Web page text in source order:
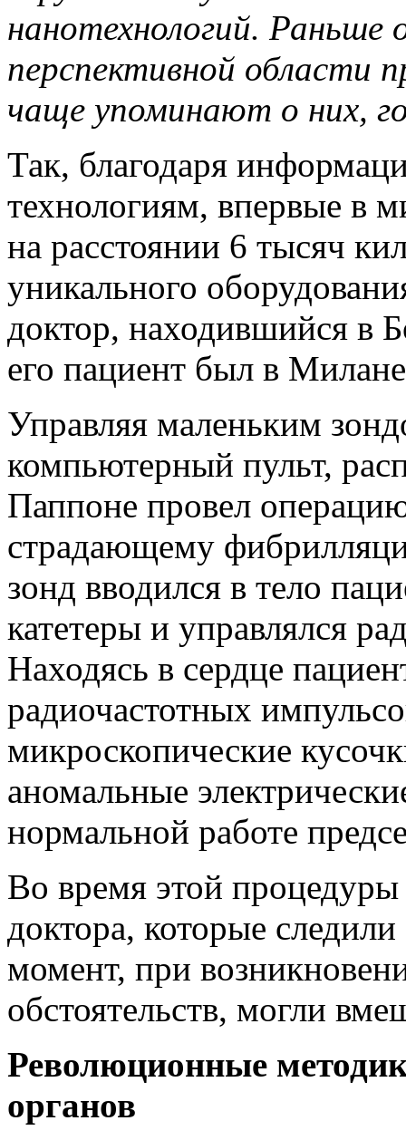
нанотехнологий. Раньше
перспективной области
чаще упоминают о них,
Так, благодаря
технологиям, впервые в
на расстоянии 6 тысяч
уникального
доктор, находившийся в
его пациент был в
Управляя маленьким
компьютерный пульт,
Паппоне провел
страдающему
зонд вводился в тело
катетеры и управлялся
Находясь в сердце
радиочастотных
микроскопические
аномальные
нормальной работе
Во время этой
доктора, которые
момент, при
обстоятельств, могли
Революционные
органов